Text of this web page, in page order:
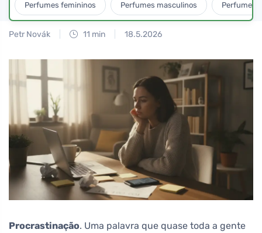
Perfumes femininos Perfumes masculinos Perfumes
Petr Novák 11 min 18.5.2026
Procrastinação. Uma palavra que quase toda a gente